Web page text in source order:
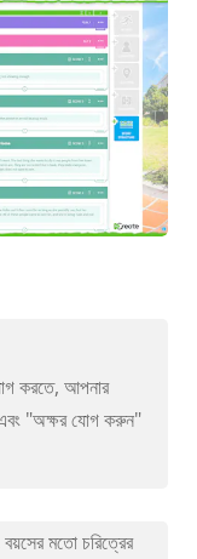
করতে, আপনার
এবং "অক্ষর যোগ করুন"
মতো চরিত্রের